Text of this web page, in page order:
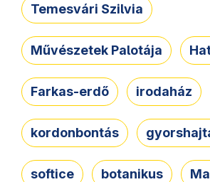
Temesvári Szilvia
Művészetek Palotája
Farkas-erdő irodaház
kordonbontás
softice botanikus